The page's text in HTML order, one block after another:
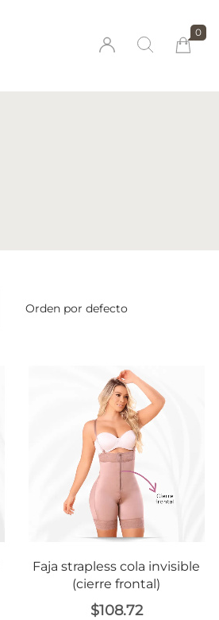
0
Faja strapless cola invisible
(cierre frontal)
$108.72